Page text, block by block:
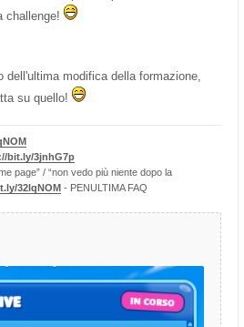
challenge!
dell'ultima modifica della formazione,
su quello!
bit.ly/3jnhG7p
page” / “non vedo più niente dopo la
32lqNOM - PENULTIMA FAQ